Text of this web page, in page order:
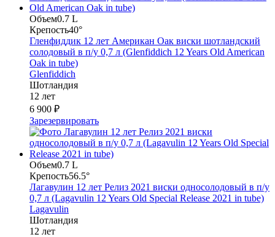
Объем0.7 L
Крепость40°
Гленфиддик 12 лет Американ Оак виски шотландский
солодовый в п/у 0,7 л (Glenfiddich 12 Years Old American
Oak in tube)
Glenfiddich
Шотландия
12 лет
6 900 ₽
Зарезервировать
Объем0.7 L
Крепость56.5°
Лагавулин 12 лет Релиз 2021 виски односолодовый в п/у
0,7 л (Lagavulin 12 Years Old Special Release 2021 in tube)
Lagavulin
Шотландия
12 лет